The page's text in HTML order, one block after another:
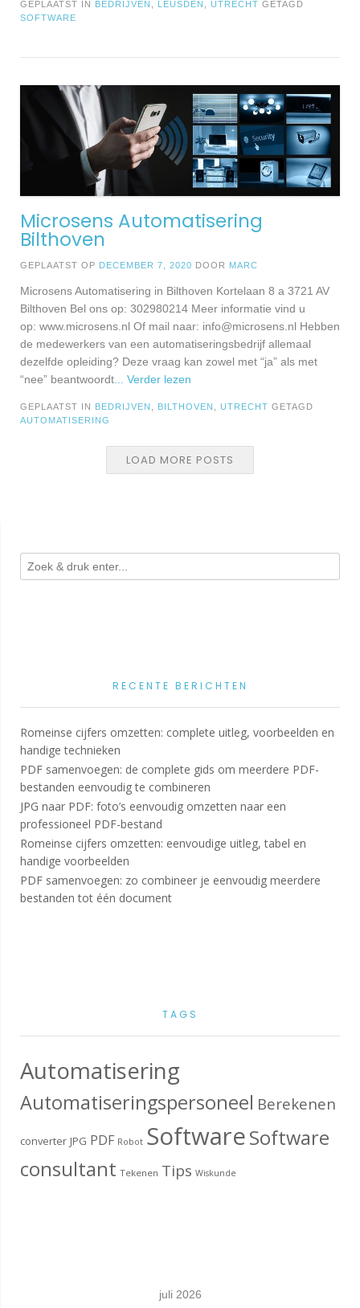
GEPLAATST IN BEDRIJVEN LEUSDEN UTRECHT GETAGD
SOFTWARE
Microsens Automatisering
Bilthoven
GEPLAATST OP DECEMBER 7, 2020 DOOR MARC
Microsens Automatisering in Bilthoven Kortelaan 8 a 3721 AV
Bilthoven Bel ons op: 302980214 Meer informatie vind u
op: www.microsens.nl Of mail naar: info@microsens.nl Hebben
de medewerkers van een automatiseringsbedrijf allemaal
dezelfde opleiding? Deze vraag kan zowel met “ja” als met
“nee” beantwoordt... Verder lezen
GEPLAATST IN BEDRIJVEN , BILTHOVEN , UTRECHT GETAGD
AUTOMATISERING
LOAD MORE POSTS
RECENTE BERICHTEN
Romeinse cijfers omzetten: complete uitleg, voorbeelden en
handige technieken
PDF samenvoegen: de complete gids om meerdere PDF-
bestanden eenvoudig te combineren
JPG naar PDF: foto’s eenvoudig omzetten naar een
professioneel PDF-bestand
Romeinse cijfers omzetten: eenvoudige uitleg, tabel en
handige voorbeelden
PDF samenvoegen: zo combineer je eenvoudig meerdere
bestanden tot één document
TAGS
Automatisering
Automatiseringspersoneel Berekenen
converter JPG PDF Robot SoftwareSoftware
consultant Tekenen Tips Wiskunde
juli 2026